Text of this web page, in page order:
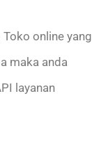
online yang
maka anda
layanan